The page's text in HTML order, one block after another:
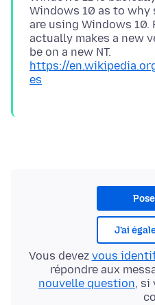
Windows 10 as to why
are using Windows
actually makes a new
be on a new NT.
https://
es
J’ai
Vous devez vous
répondre aux
nouvelle question, si